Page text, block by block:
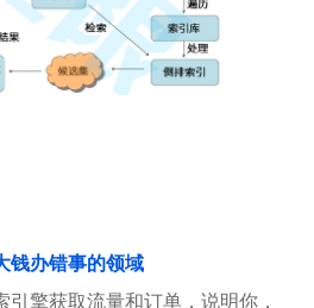
钱办错事的领域
擎获取流量和订单，说明你，